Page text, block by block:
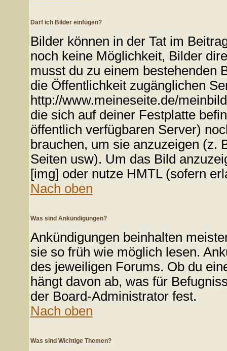
Darf ich Bilder einfügen?
Bilder können in der Tat im
noch keine Möglichkeit, Bilder
musst du zu einem bestehenden
die Öffentlichkeit zugänglichen
http://www.meineseite.de/
die sich auf deiner Festplatte
öffentlich verfügbaren Server)
brauchen, um sie anzuzeigen (z.
Seiten usw). Um das Bild
[img] oder nutze HMTL (sofern
Nach oben
Was sind Ankündigungen?
Ankündigungen beinhalten
sie so früh wie möglich lesen.
des jeweiligen Forums. Ob du
hängt davon ab, was für
der Board-Administrator fest.
Nach oben
Was sind Wichtige Themen?